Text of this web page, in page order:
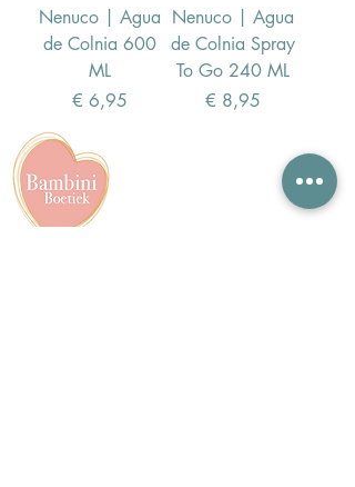
Nenuco | Agua
de Colnia 600
ML
Prijs
€ 6,95
Nenuco | Agua
de Colnia Spray
To Go 240 ML
Prijs
€ 8,95
info@bambiniboetiek.nl